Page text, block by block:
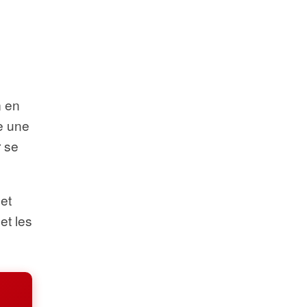
en
une
se
les